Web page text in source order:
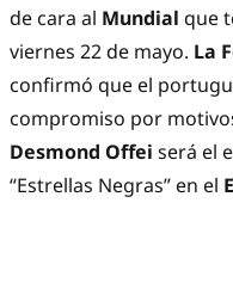
de cara al Mundial que
viernes 22 de mayo. La
confirmó que el
compromiso por
Desmond Offei será el
“Estrellas Negras” en el